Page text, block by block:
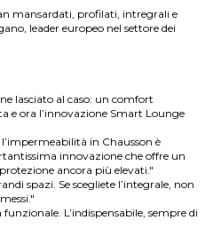
mansardati, profilati, intregrali e
leader europeo nel settore dei
lasciato al caso: un comfort
e ora l’innovazione Smart Lounge
in Chausson è
innovazione che offre un
ancora più elevati."
spazi. Se scegliete l’integrale, non
L’indispensabile, sempre di